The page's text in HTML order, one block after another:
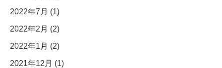
2022年7月 (1)
2022年2月 (2)
2022年1月 (2)
2021年12月 (1)